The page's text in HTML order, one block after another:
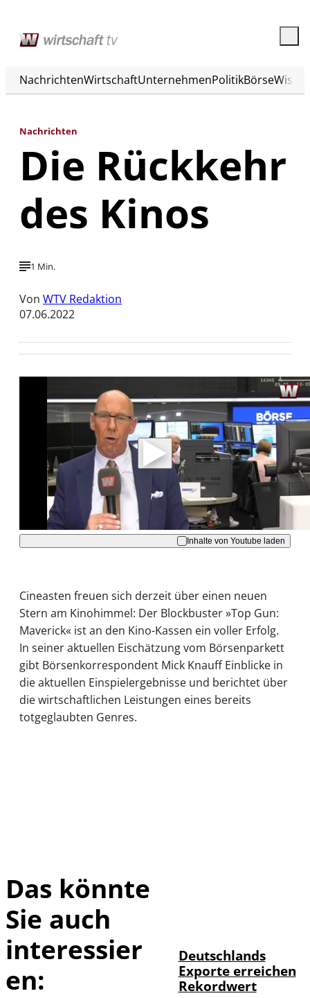
NachrichtenWirtschaftUnternehmenPolitikBörse
Nachrichten
Die Rückkehr
des Kinos
1 Min.
Von WTV Redaktion
07.06.2022
Mit der Wiedergabe dieses Videos werden
Daten an Youtube übertragen.
Hinweise dazu erhalten Sie in derDatenschutzerklärung.
Akzeptieren
Inhalte von Youtube laden
Cineasten freuen sich derzeit über einen neuen
Stern am Kinohimmel: Der Blockbuster »Top Gun:
Maverick« ist an den Kino-Kassen ein voller Erfolg.
In seiner aktuellen Eischätzung vom Börsenparkett
gibt Börsenkorrespondent Mick Knauff Einblicke in
die aktuellen Einspielergebnisse und berichtet über
die wirtschaftlichen Leistungen eines bereits
totgeglaubten Genres.
Das könnte
Sie auch
interessier
en:
Deutschlands
Exporte erreichen
Rekordwert